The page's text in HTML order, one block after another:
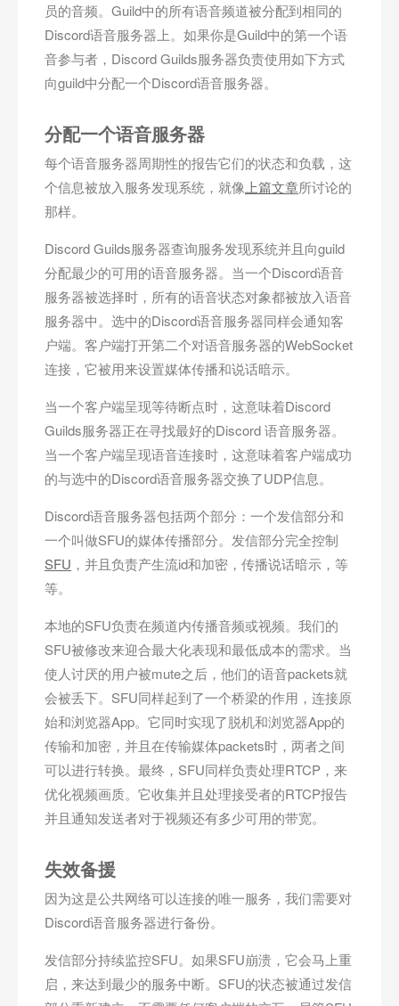
员的音频。Guild中的所有语音频道被分配到相同的
Discord语音服务器上。如果你是Guild中的第一个语
音参与者，Discord Guilds服务器负责使用如下方式
向guild中分配一个Discord语音服务器。
分配一个语音服务器
每个语音服务器周期性的报告它们的状态和负载，这
个信息被放入服务发现系统，就像 上篇文章所讨论的
那样。
Discord Guilds服务器查询服务发现系统并且向guild
分配最少的可用的语音服务器。当一个Discord语音
服务器被选择时，所有的语音状态对象都被放入语音
服务器中。选中的Discord语音服务器同样会通知客
户端。客户端打开第二个对语音服务器的WebSocket
连接，它被用来设置媒体传播和说话暗示。
当一个客户端呈现等待断点时，这意味着Discord
Guilds服务器正在寻找最好的Discord 语音服务器。
当一个客户端呈现语音连接时，这意味着客户端成功
的与选中的Discord语音服务器交换了UDP信息。
Discord语音服务器包括两个部分：一个发信部分和
一个叫做SFU的媒体传播部分。发信部分完全控制
SFU ，并且负责产生流id和加密，传播说话暗示，等
等。
本地的SFU负责在频道内传播音频或视频。我们的
SFU被修改来迎合最大化表现和最低成本的需求。当
使人讨厌的用户被mute之后，他们的语音packets就
会被丢下。SFU同样起到了一个桥梁的作用，连接原
始和浏览器App。它同时实现了脱机和浏览器App的
传输和加密，并且在传输媒体packets时，两者之间
可以进行转换。最终，SFU同样负责处理RTCP，来
优化视频画质。它收集并且处理接受者的RTCP报告
并且通知发送者对于视频还有多少可用的带宽。
失效备援
因为这是公共网络可以连接的唯一服务，我们需要对
Discord语音服务器进行备份。
发信部分持续监控SFU。如果SFU崩溃，它会马上重
启，来达到最少的服务中断。SFU的状态被通过发信